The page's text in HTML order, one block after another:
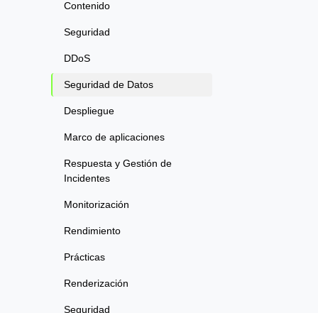
Contenido
Seguridad
DDoS
Seguridad de Datos
Despliegue
Marco de aplicaciones
Respuesta y Gestión de
Incidentes
Monitorización
Rendimiento
Prácticas
Renderización
Seguridad